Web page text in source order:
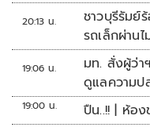
20:13 น.
ชาวบุรีรัมย์
รถเล็กผ่าน
19:06 น.
มท. สั่งผู้ว่า
ดูแลความป
19:00 น. ปืน..!! | ห้อ